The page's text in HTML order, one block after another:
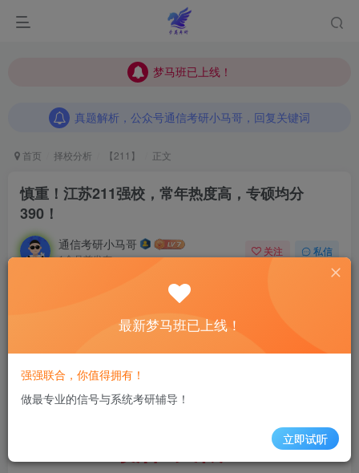
梦马班已上线！
梦马班已上线！
真题解析，公众号通信考研小马哥，回复关键词
真题解析，公众号通信考研小马哥，回复关键词
首页 择校分析 【211】 正文
慎重！江苏211强校，常年热度高，专硕均分
390！
通信考研小马哥
1个月前发布
关注 私信
梦马班报名，赠送《960
题》！
最新梦马班已上线！
强强联合，你值得拥有！
做最专业的信号与系统考研辅导！
立即试听